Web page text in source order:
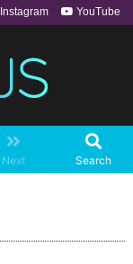
Next Search
Instagram YouTube